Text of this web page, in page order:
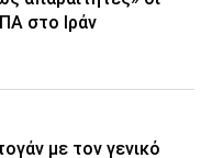
στο Ιράν
με τον γενικό